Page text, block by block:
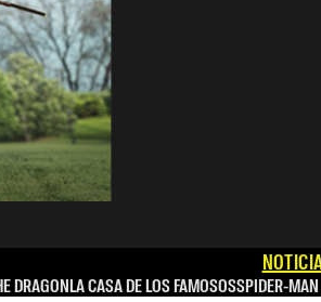
DRAGONLA CASA DE LOS FAMOSOSSPIDER-MAN